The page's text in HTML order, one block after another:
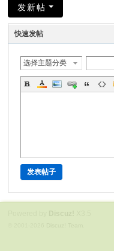
发新帖
快速发帖
选择主题分类
发表帖子